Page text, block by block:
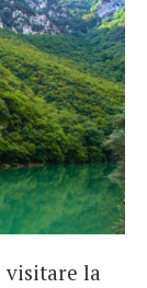
visitare la